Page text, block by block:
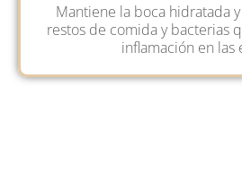
Mantiene la boca hidratada
restos de comida y bacterias
inflamación en las